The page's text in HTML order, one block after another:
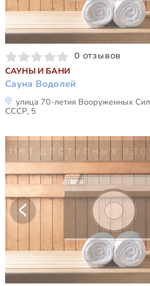
0 отзывов
САУНЫ И БАНИ
Сауна Водолей
улица 70-летия Вооруженных Сил
СССР, 5